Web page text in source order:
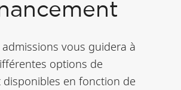
admissions vous guidera à
options de
en fonction de